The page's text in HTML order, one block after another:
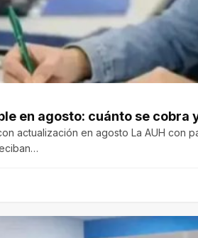
en agosto: cuánto se cobra
actualización en agosto La AUH con